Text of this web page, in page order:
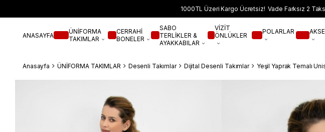
1000TL Üzeri Kargo Ücretsiz! Vade Farksız 2
ANASAYFA
ÜNİFORMA
TAKIMLAR
CERRAHİ
BONELER
SABO
TERLİKLER &
AYAKKABILAR
VİZİT
ÖNLÜKLER
POLARLAR
Anasayfa ÜNİFORMA TAKIMLAR Desenli Takımlar Dijital Desenli Takımlar Yeşil Yaprak Temalı